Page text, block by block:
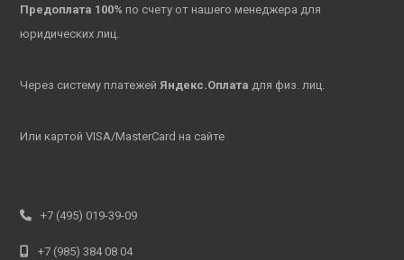
Предоплата 100% по счету от нашего менеджера для
юридических лиц.
Через систему платежей Яндекс.Оплата для физ. лиц.
Или картой VISA/MasterCard на сайте
+7 (495) 019-39-09
+7 (985) 384 08 04